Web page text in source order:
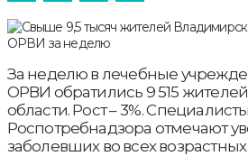
За неделю в лечебные
ОРВИ обратились 9 515
области. Рост – 3%. Специалисты
Роспотребнадзора отмечают
заболевших во всех возрастных